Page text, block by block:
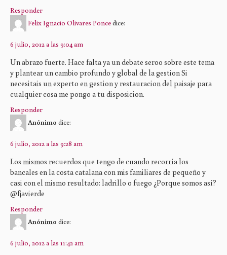
Responder
Felix Ignacio Olivares Poncedice:
6 julio, 2012 a las 9:04 am
Un abrazo fuerte. Hace falta ya un debate seroo sobre este tema
y plantear un cambio profundo y global de la gestion Si
necesitais un experto en gestion y restauracion del paisaje para
cualquier cosa me pongo a tu disposicion.
Responder
Anónimo dice:
6 julio, 2012 a las 9:28 am
Los mismos recuerdos que tengo de cuando recorría los
bancales en la costa catalana con mis familiares de pequeño y
casi con el mismo resultado: ladrillo o fuego ¿Porque somos así?
@fjavierde
Responder
Anónimo dice:
6 julio, 2012 a las 11:42 am